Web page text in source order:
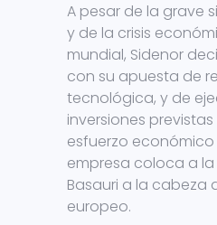
A pesar de la grave
y de la crisis
mundial, Sidenor
con su apuesta de
tecnológica, y de
inversiones previstas
esfuerzo
empresa coloca a
Basauri a la cabeza
europeo.